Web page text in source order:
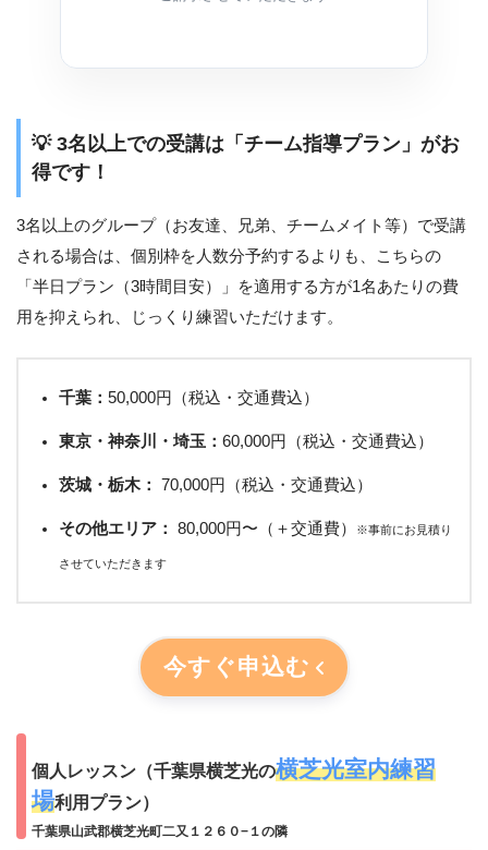
💡 3名以上での受講は「チーム指導プラン」がお
得です！
3名以上のグループ（お友達、兄弟、チームメイト等）で受講
される場合は、個別枠を人数分予約するよりも、こちらの
「半日プラン（3時間目安）」を適用する方が1名あたりの費
用を抑えられ、じっくり練習いただけます。
千葉：50,000円（税込・交通費込）
東京・神奈川・埼玉：60,000円（税込・交通費込）
茨城・栃木： 70,000円（税込・交通費込）
その他エリア： 80,000円〜（＋交通費） ※事前にお見積り
させていただきます
今すぐ申込む
個人レッスン（千葉県横芝光の横芝光室内練習
場利用プラン）
千葉県山武郡横芝光町二又１２６０−１の隣